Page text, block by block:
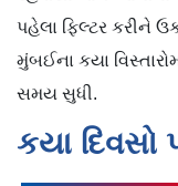
પહેલા ફિલ્ટર કરીને
મુંબઈના કયા
સમય સુધી.
કયા દિવસો